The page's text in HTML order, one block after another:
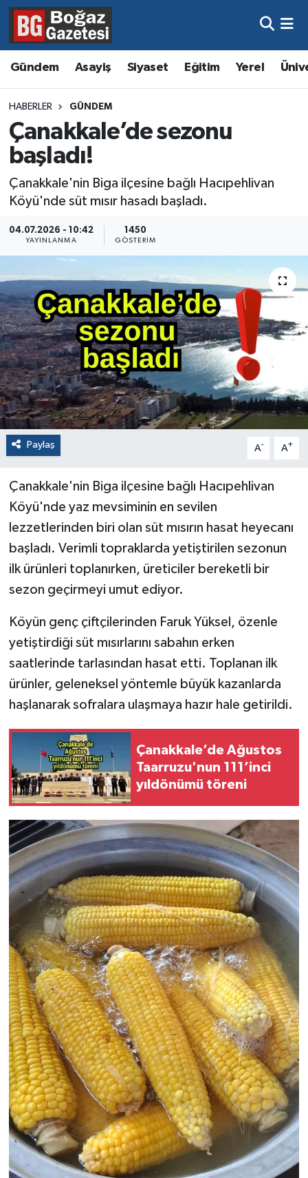
Gündem Asayiş Siyaset Eğitim Yerel
HABERLER GÜNDEM
Çanakkale’de sezonu
başladı!
Çanakkale'nin Biga ilçesine bağlı Hacıpehlivan
Köyü'nde süt mısır hasadı başladı.
04.07.2026 - 10:42
YAYINLANMA
1450
GÖSTERIM
Paylaş A- A+
Çanakkale'nin Biga ilçesine bağlı Hacıpehlivan
Köyü'nde yaz mevsiminin en sevilen
lezzetlerinden biri olan süt mısırın hasat heyecanı
başladı. Verimli topraklarda yetiştirilen sezonun
ilk ürünleri toplanırken, üreticiler bereketli bir
sezon geçirmeyi umut ediyor.
Köyün genç çiftçilerinden Faruk Yüksel, özenle
yetiştirdiği süt mısırlarını sabahın erken
saatlerinde tarlasından hasat etti. Toplanan ilk
ürünler, geleneksel yöntemle büyük kazanlarda
haşlanarak sofralara ulaşmaya hazır hale getirildi.
Çanakkale’de Ağustos
Taarruzu'nun 111’inci
yıldönümü töreni
Asayiş
Eğitim
Ekonomi
Gündem
Kültür ve Sanat
Magazin
Resmi İlanlar
Sağlık
Hava Durumu
Trafik Durumu
Süper Lig Puan Durumu ve Fikstür
Tüm Manşetler
Son Dakika Haberleri
Haber Arşivi